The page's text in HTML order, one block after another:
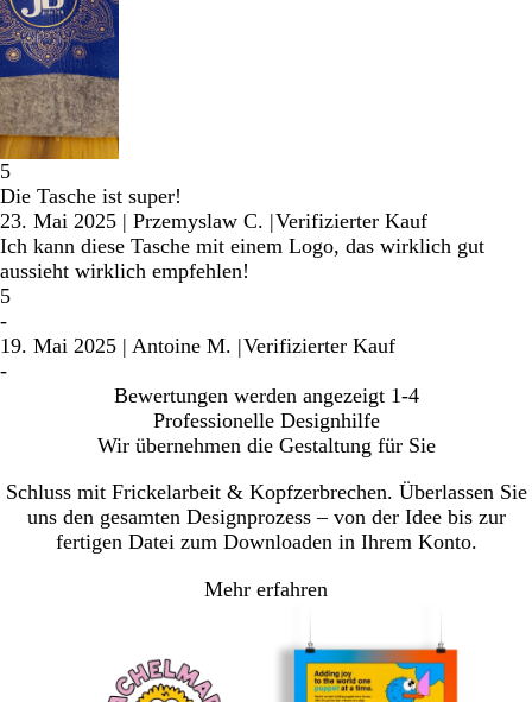
5
Die Tasche ist super!
23. Mai 2025 | Przemyslaw C. |Verifizierter Kauf
Ich kann diese Tasche mit einem Logo, das wirklich gut
aussieht wirklich empfehlen!
5
-
19. Mai 2025 | Antoine M. |Verifizierter Kauf
-
Bewertungen werden angezeigt 1-4
Professionelle Designhilfe
Wir übernehmen die Gestaltung für Sie
Schluss mit Frickelarbeit & Kopfzerbrechen. Überlassen Sie
uns den gesamten Designprozess – von der Idee bis zur
fertigen Datei zum Downloaden in Ihrem Konto.
Mehr erfahren